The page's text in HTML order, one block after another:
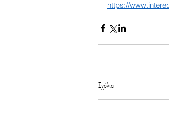
https://
Σχόλια